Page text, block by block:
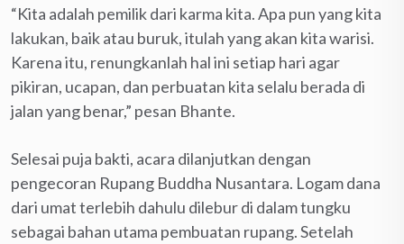
“Kita adalah pemilik dari karma kita. Apa pun yang kita
lakukan, baik atau buruk, itulah yang akan kita warisi.
Karena itu, renungkanlah hal ini setiap hari agar
pikiran, ucapan, dan perbuatan kita selalu berada di
jalan yang benar,” pesan Bhante.
Selesai puja bakti, acara dilanjutkan dengan
pengecoran Rupang Buddha Nusantara. Logam dana
dari umat terlebih dahulu dilebur di dalam tungku
sebagai bahan utama pembuatan rupang. Setelah